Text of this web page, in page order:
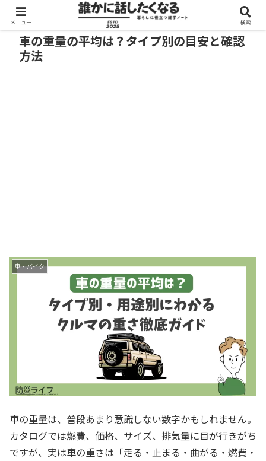
車の重量の平均は？タイプ別の目安と確認
方法
車・バイク
車の重量は、普段あまり意識しない数字かもしれません。
カタログでは燃費、価格、サイズ、排気量に目が行きがち
ですが、実は車の重さは「走る・止まる・曲がる・燃費・
メニュー 検索